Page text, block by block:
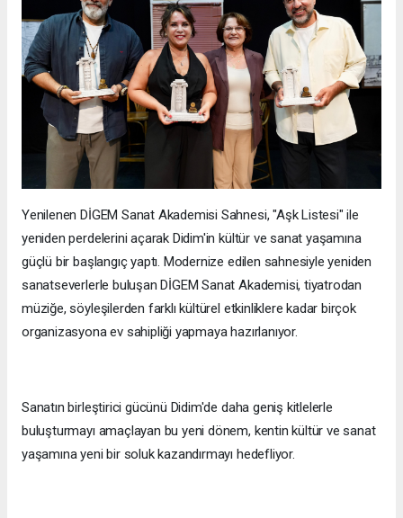
Yenilenen DİGEM Sanat Akademisi Sahnesi, "Aşk Listesi" ile
yeniden perdelerini açarak Didim'in kültür ve sanat yaşamına
güçlü bir başlangıç yaptı. Modernize edilen sahnesiyle yeniden
sanatseverlerle buluşan DİGEM Sanat Akademisi, tiyatrodan
müziğe, söyleşilerden farklı kültürel etkinliklere kadar birçok
organizasyona ev sahipliği yapmaya hazırlanıyor.
Sanatın birleştirici gücünü Didim'de daha geniş kitlelerle
buluşturmayı amaçlayan bu yeni dönem, kentin kültür ve sanat
yaşamına yeni bir soluk kazandırmayı hedefliyor.